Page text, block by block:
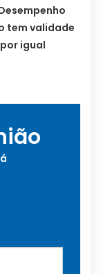
tem validade
igual